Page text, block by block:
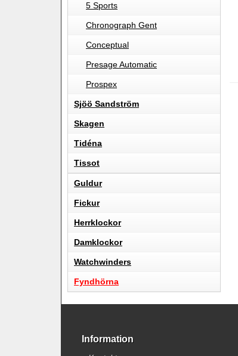
5 Sports
Chronograph Gent
Conceptual
Presage Automatic
Prospex
Sjöö Sandström
Skagen
Tidéna
Tissot
Guldur
Fickur
Herrklockor
Damklockor
Watchwinders
Fyndhörna
Information